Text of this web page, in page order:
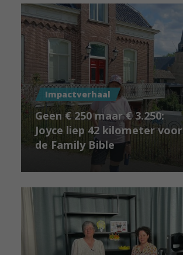
Impactverhaal
Geen € 250 maar € 3.250:
Joyce liep 42 kilometer voor
de Family Bible